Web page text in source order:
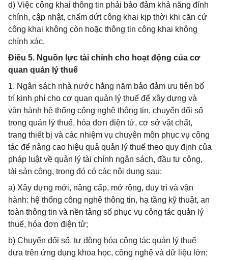
d) Việc công khai thông tin phải bảo đảm khả năng đính
chính, cập nhật, chấm dứt công khai kịp thời khi căn cứ
công khai không còn hoặc thông tin công khai không
chính xác.
Điều 5. Nguồn lực tài chính cho hoạt động của cơ
quan quản lý thuế
1. Ngân sách nhà nước hằng năm bảo đảm ưu tiên bố
trí kinh phí cho cơ quan quản lý thuế để xây dựng và
vận hành hệ thống công nghệ thông tin, chuyển đổi số
trong quản lý thuế, hóa đơn điện tử, cơ sở vật chất,
trang thiết bị và các nhiệm vụ chuyên môn phục vụ công
tác để nâng cao hiệu quả quản lý thuế theo quy định của
pháp luật về quản lý tài chính ngân sách, đầu tư công,
tài sản công, trong đó có các nội dung sau:
a) Xây dựng mới, nâng cấp, mở rộng, duy trì và vận
hành: hệ thống công nghệ thông tin, hạ tầng kỹ thuật, an
toàn thông tin và nền tảng số phục vụ công tác quản lý
thuế, hóa đơn điện tử;
b) Chuyển đổi số, tự động hóa công tác quản lý thuế
dựa trên ứng dụng khoa học, công nghệ và dữ liệu lớn;